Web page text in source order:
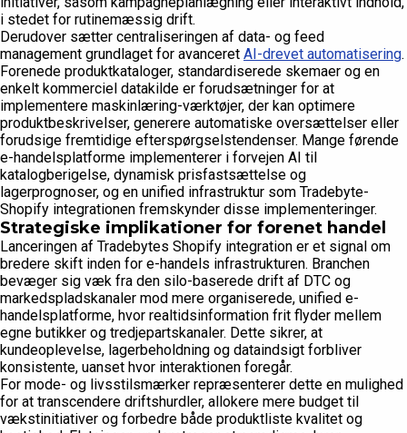
i stedet for rutinemæssig drift.
Derudover sætter centraliseringen af data- og feed
management grundlaget for avanceret AI-drevet automatisering.
Forenede produktkataloger, standardiserede skemaer og en
enkelt kommerciel datakilde er forudsætninger for at
implementere maskinlæring-værktøjer, der kan optimere
produktbeskrivelser, generere automatiske oversættelser eller
forudsige fremtidige efterspørgselstendenser. Mange førende
e-handelsplatforme implementerer i forvejen AI til
katalogberigelse, dynamisk prisfastsættelse og
lagerprognoser, og en unified infrastruktur som Tradebyte-
Shopify integrationen fremskynder disse implementeringer.
Strategiske implikationer for forenet handel
Lanceringen af Tradebytes Shopify integration er et signal om
bredere skift inden for e-handels infrastrukturen. Branchen
bevæger sig væk fra den silo-baserede drift af DTC og
markedspladskanaler mod mere organiserede, unified e-
handelsplatforme, hvor realtidsinformation frit flyder mellem
egne butikker og tredjepartskanaler. Dette sikrer, at
kundeoplevelse, lagerbeholdning og dataindsigt forbliver
konsistente, uanset hvor interaktionen foregår.
For mode- og livsstilsmærker repræsenterer dette en mulighed
for at transcendere driftshurdler, allokere mere budget til
vækstinitiativer og forbedre både produktliste kvalitet og